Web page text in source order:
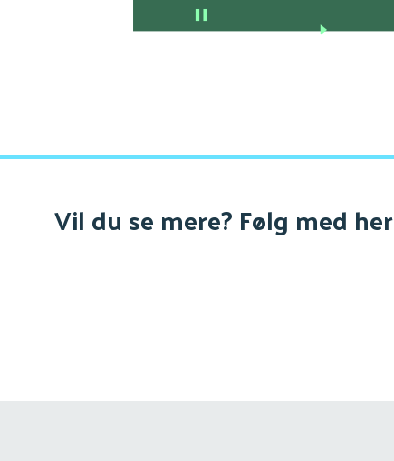
Vil du se mere? Følg med her